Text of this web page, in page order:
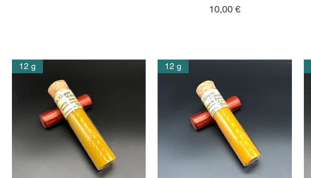
Prix
10,00 €
12 g 12 g